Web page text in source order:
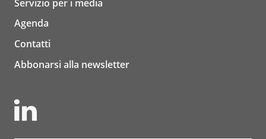
Servizio per i media
Agenda
Contatti
Abbonarsi alla newsletter